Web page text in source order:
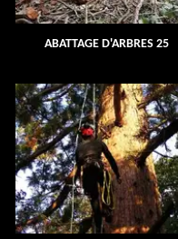
ABATTAGE D'ARBRES 25